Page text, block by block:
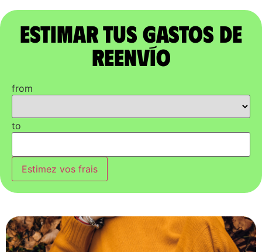
Estimar tus gastos de
reenvío
from
to
Estimez vos frais